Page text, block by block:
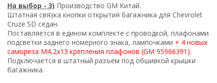
На выбор - 3) Производство GM Китай.
Штатная связка кнопки открытия багажника для Chevrolet
Cruze SD седан.
Поставляется в едином комплекте с проводкой, плафонами
подсветки заднего номерного знака, лампочками + 4 новых
самореза M4,2x13 крепления плафонов (GM 95966391).
Подключается в штатный разъем под обшивкой крышки
багажника.